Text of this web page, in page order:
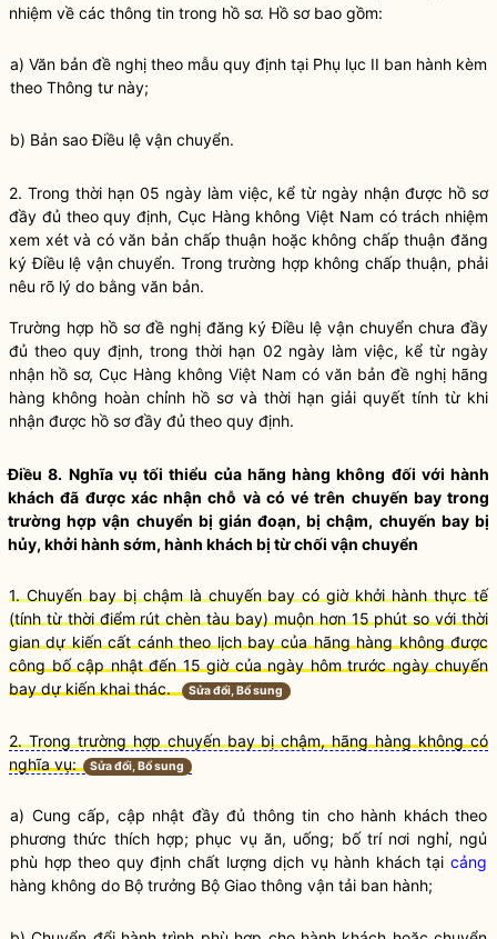
nhiệm về các thông tin trong hồ sơ. Hồ sơ bao gồm:
a) Văn bản đề nghị theo mẫu quy định tại Phụ lục II ban hành kèm
theo Thông tư này;
b) Bản saoĐiều lệ vận chuyển.
2. Trong thời hạn 05 ngày làm việc, kể từ ngày nhận được hồ sơ
đầy đủ theo quy định, Cục Hàng không Việt Nam có trách nhiệm
xem xét và có văn bản chấp thuận hoặc không chấp thuận đăng
kýĐiều lệ vận chuyển. Trong trường hợp không chấp thuận, phải
nêu rõ lý do bằng văn bản.
Trường hợp hồ sơ đề nghị đăng kýĐiều lệ vận chuyển chưa đầy
đủ theo quy định, trong thời hạn 02 ngày làm việc, kể từ ngày
nhận hồ sơ, Cục Hàng không Việt Nam có văn bản đề nghị hãng
hàng không hoàn chỉnh hồ sơ và thời hạn giải quyết tính từ khi
nhận được hồ sơ đầy đủ theo quy định.
Điều 8. Nghĩa vụ tối thiểu của hãng hàng không đối với hành
khách đã được xác nhận chỗ và có vé trên chuyến bay trong
trường hợp vận chuyển bị gián đoạn, bị chậm, chuyến bay bị
hủy, khởi hành sớm, hành khách bị từ chối vận chuyển
1. Chuyến bay bị chậm là chuyến bay có giờ khởi hành thực tế
(tính từ thời điểm rút chèntàu bay) muộn hơn 15 phút so với thời
gian dự kiến cất cánh theo lịch bay của hãng hàng không được
công bố cập nhật đến 15 giờ của ngày hôm trước ngày chuyến
bay dự kiến khai thác.
Sửa đổi, Bổ sung
2. Trong trường hợp chuyến bay bị chậm, hãng hàng không có
nghĩa vụ:
Sửa đổi, Bổ sung
a) Cung cấp, cập nhật đầy đủ thông tin cho hành khách theo
phương thức thích hợp; phục vụ ăn, uống; bố trí nơi nghỉ, ngủ
phù hợp theo quy định chất lượng dịch vụ hành khách tại cảng
hàng không do Bộ trưởng Bộ Giao thông vận tải ban hành;